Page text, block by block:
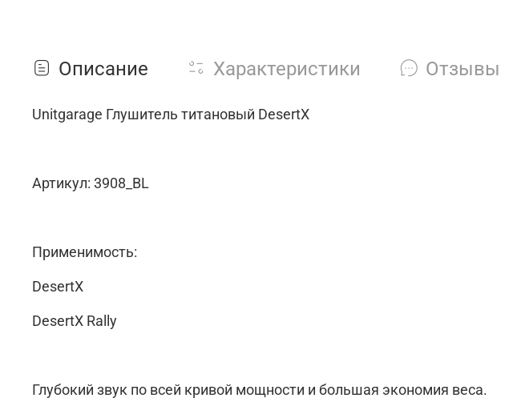
Описание Характеристики Отзывы
Unitgarage Глушитель титановый DesertX
Артикул: 3908_BL
Применимость:
DesertX
DesertX Rally
Глубокий звук по всей кривой мощности и большая экономия веса.